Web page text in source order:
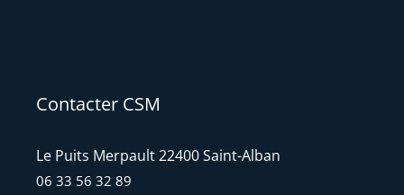
Contacter CSM
Le Puits Merpault 22400 Saint-Alban
06 33 56 32 89